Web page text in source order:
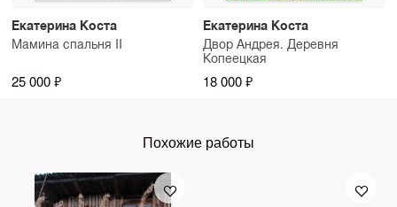
Екатерина Коста
Мамина спальня II
25 000 ₽
Екатерина Коста
Двор Андрея. Деревня
Копеецкая
18 000 ₽
Похожие работы